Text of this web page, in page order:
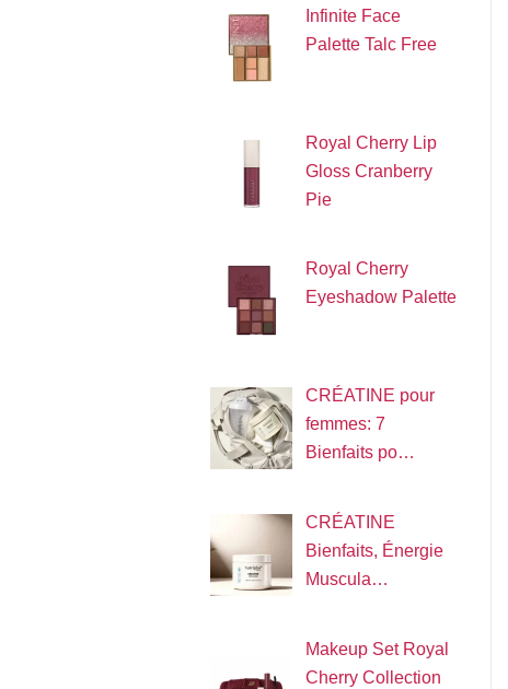
Infinite Face
Palette Talc Free
Royal Cherry Lip
Gloss Cranberry
Pie
Royal Cherry
Eyeshadow Palette
CRÉATINE pour
femmes: 7
Bienfaits po…
CRÉATINE
Bienfaits, Énergie
Muscula…
Makeup Set Royal
Cherry Collection